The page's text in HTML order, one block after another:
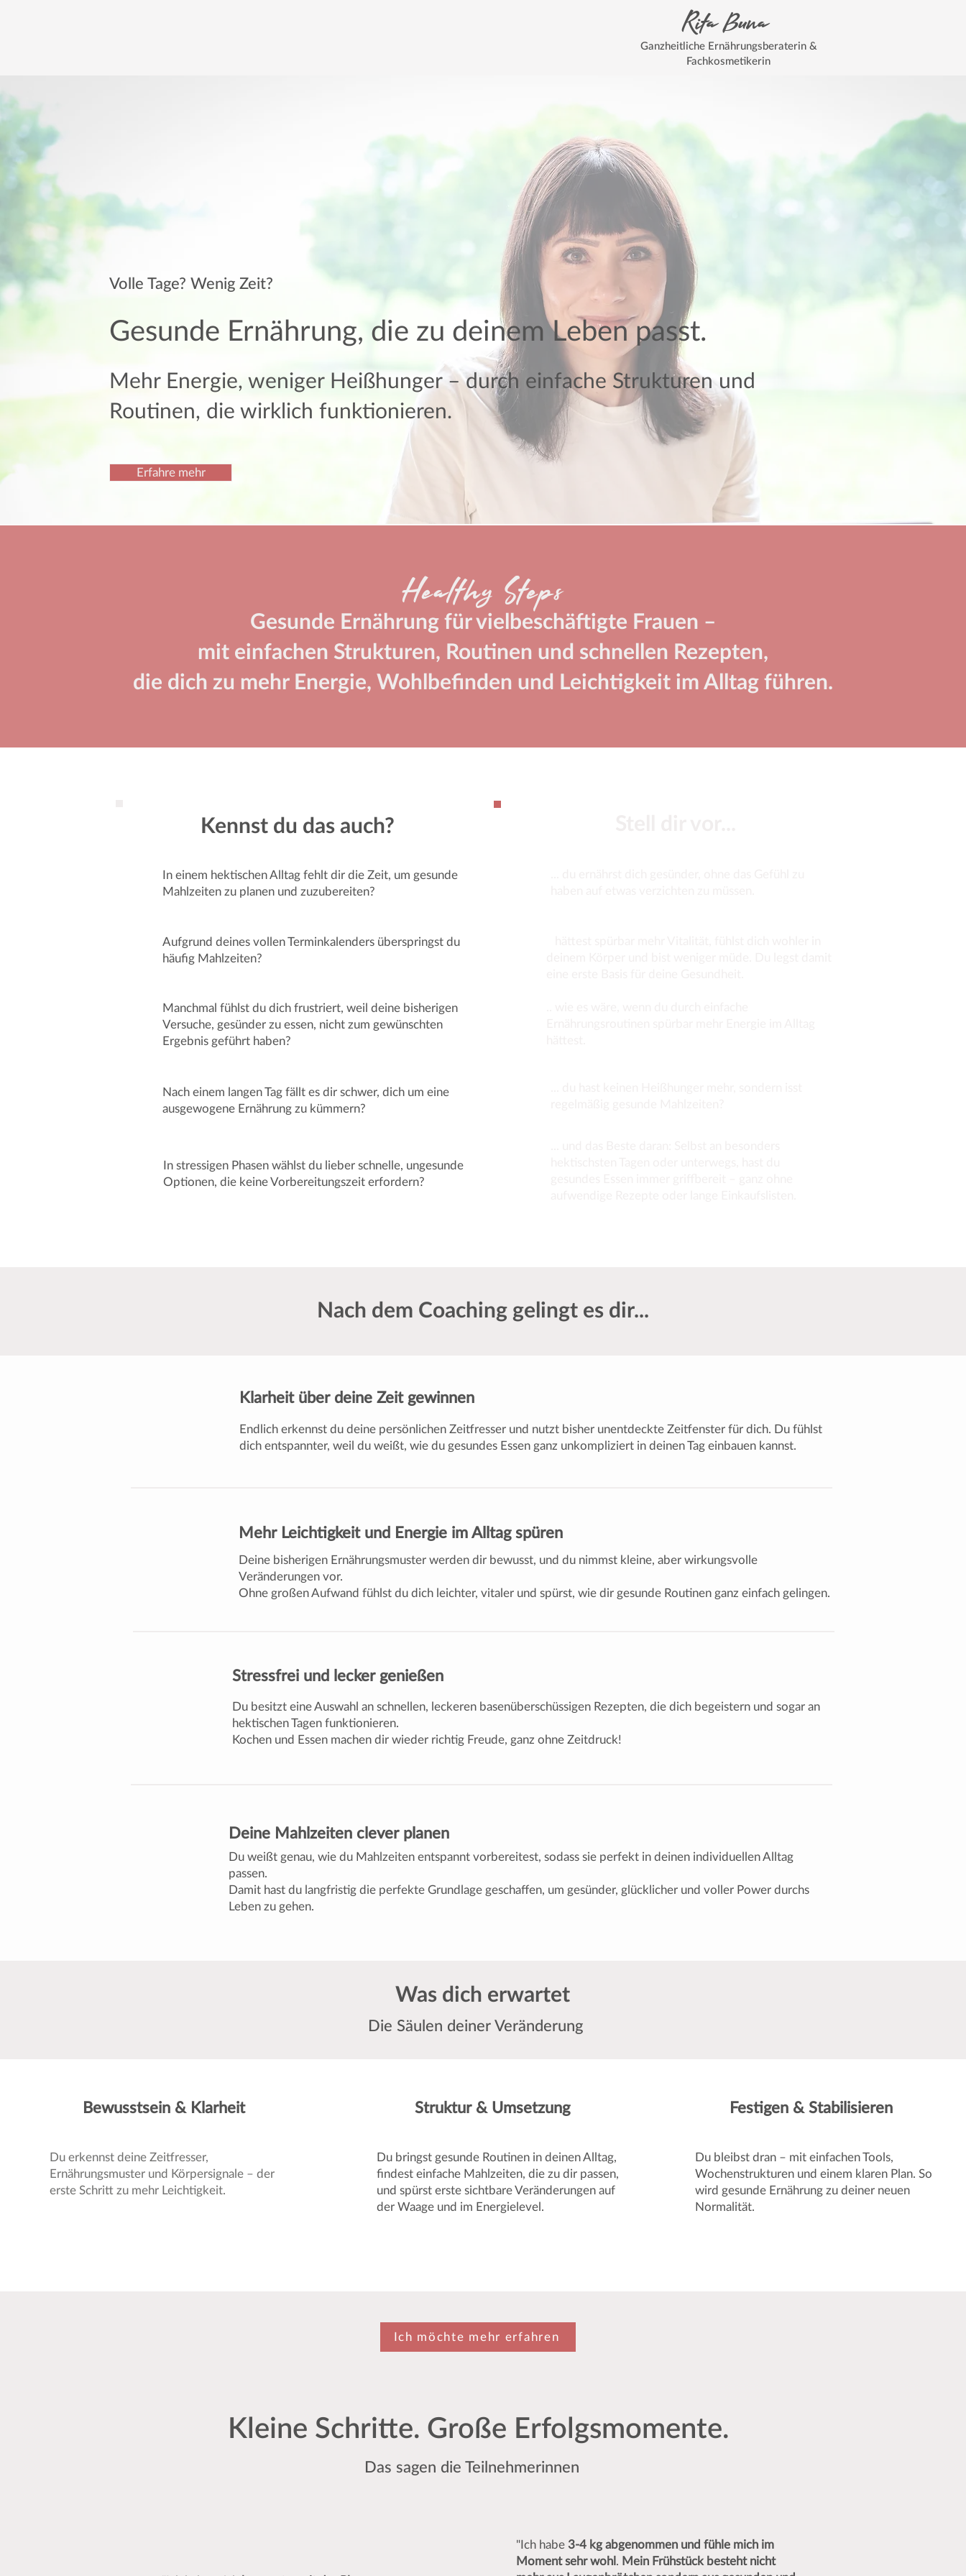
Rita Buna
Ganzheitliche Ernährungsberaterin &
Fachkosmetikerin
Volle Tage? Wenig Zeit?
Gesunde Ernährung, die zu deinem Leben passt.
Mehr Energie, weniger Heißhunger – durch einfache Strukturen und
Routinen, die wirklich funktionieren.
Erfahre mehr
Healthy Steps
Gesunde Ernährung für vielbeschäftigte Frauen –
mit einfachen Strukturen, Routinen und schnellen Rezepten,
die dich zu mehr Energie, Wohlbefinden und Leichtigkeit im Alltag führen.
Kennst du das auch?
In einem hektischen Alltag fehlt dir die Zeit, um gesunde
Mahlzeiten zu planen und zuzubereiten?
Aufgrund deines vollen Terminkalenders überspringst du
häufig Mahlzeiten?
Manchmal fühlst du dich frustriert, weil deine bisherigen
Versuche, gesünder zu essen, nicht zum gewünschten
Ergebnis geführt haben?
Nach einem langen Tag fällt es dir schwer, dich um eine
ausgewogene Ernährung zu kümmern?
In stressigen Phasen wählst du lieber schnelle, ungesunde
Optionen, die keine Vorbereitungszeit erfordern?
Nach dem Coaching gelingt es dir...
Klarheit über deine Zeit gewinnen
Endlich erkennst du deine persönlichen Zeitfresser und nutzt bisher unentdeckte Zeitfenster für dich. Du fühlst
dich entspannter, weil du weißt, wie du gesundes Essen ganz unkompliziert in deinen Tag einbauen kannst.
Mehr Leichtigkeit und Energie im Alltag spüren
Deine bisherigen Ernährungsmuster werden dir bewusst, und du nimmst kleine, aber wirkungsvolle
Veränderungen vor.
Ohne großen Aufwand fühlst du dich leichter, vitaler und spürst, wie dir gesunde Routinen ganz einfach gelingen.
Stressfrei und lecker genießen
Du besitzt eine Auswahl an schnellen, leckeren basenüberschüssigen Rezepten, die dich begeistern und sogar an
hektischen Tagen funktionieren.
Kochen und Essen machen dir wieder richtig Freude, ganz ohne Zeitdruck!
Deine Mahlzeiten clever planen
Du weißt genau, wie du Mahlzeiten entspannt vorbereitest, sodass sie perfekt in deinen individuellen Alltag
passen.
Damit hast du langfristig die perfekte Grundlage geschaffen, um gesünder, glücklicher und voller Power durchs
Leben zu gehen.
Was dich erwartet
Die Säulen deiner Veränderung
Bewusstsein & Klarheit
Du erkennst deine Zeitfresser,
Ernährungsmuster und Körpersignale – der
erste Schritt zu mehr Leichtigkeit.
Struktur & Umsetzung
Du bringst gesunde Routinen in deinen Alltag,
findest einfache Mahlzeiten, die zu dir passen,
und spürst erste sichtbare Veränderungen auf
der Waage und im Energielevel.
Festigen & Stabilisieren
Du bleibst dran – mit einfachen Tools,
Wochenstrukturen und einem klaren Plan. So
wird gesunde Ernährung zu deiner neuen
Normalität.
Ich möchte mehr erfahren
Kleine Schritte. Große Erfolgsmomente.
Das sagen die Teilnehmerinnen
"Ich habe 3-4 kg abgenommen und fühle mich im
Moment sehr wohl . Mein Frühstück besteht nicht